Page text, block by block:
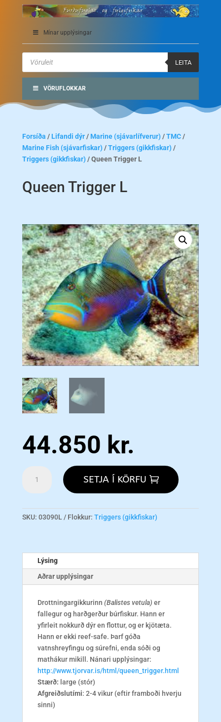
Mínar upplýsingar
Products
search
LEITA
VÖRUFLOKKAR
Forsíða / Lifandi dýr/ Marine (sjávarlífverur) /TMC/
Marine Fish (sjávarfiskar) /Triggers (gikkfiskar) /
Triggers (gikkfiskar) / Queen Trigger L
Queen Trigger L
44.850 kr.
Trigger
SETJA Í KÖRFU
SKU: 03090L Flokkur: Triggers (gikkfiskar)
Lýsing
Aðrar upplýsingar
Drottningargikkurinn (Balistes vetula) er
fallegur og harðgerður búrfiskur. Hann er
yfirleit nokkurð dýr en flottur, og er kjötæta.
Hann er ekki reef-safe. Þarf góða
vatnshreyfingu og súrefni, enda sóði og
mathákur mikill. Nánari upplýsingar:
http://www.tjorvar.is/html/queen_trigger.html
Stærð: large (stór)
Afgreiðslutími: 2-4 vikur (eftir framboði hverju
sinni)